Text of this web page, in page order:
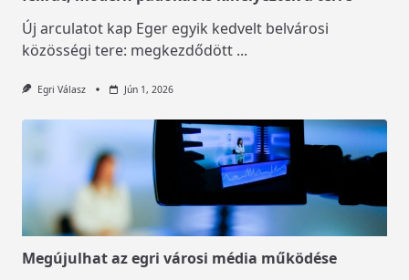
Új arculatot kap Eger egyik kedvelt belvárosi
közösségi tere: megkezdődött ...
Egri Válasz Jún 1, 2026
Megújulhat az egri városi média működése